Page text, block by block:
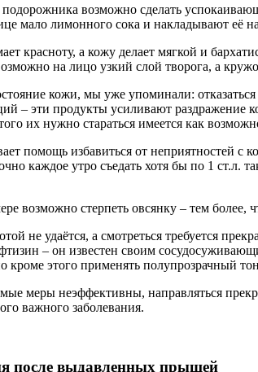
возможно сделать
мало лимонного сока и накладывают
красноту, а кожу делает мягкой и
на лицо узкий слой творога, а
кожи, мы уже упоминали:
– эти продукты усиливают раздражение
их нужно стараться имеется как
помощь избавиться от неприятностей
каждое утро съедать хотя бы по 1 ст.л.
возможно стерпеть овсянку – тем
не удаётся, а смотреться требуется
– он известен своим
этого применять полупрозрачный
меры неэффективны, направляться
важного заболевания.
после выдавленных прыщей